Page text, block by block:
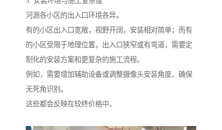
河源各小区的出入口环境各异。
有的小区出入口宽敞，视野开阔，安装相对简单；而有
的小区受限于地理位置，出入口狭窄或有弯道，需要定
制化的安装方案和更复杂的施工流程。
例如，需要增加辅助设备或调整摄像头安装角度，确保
无死角识别。
这些都会反映在较终价格中。